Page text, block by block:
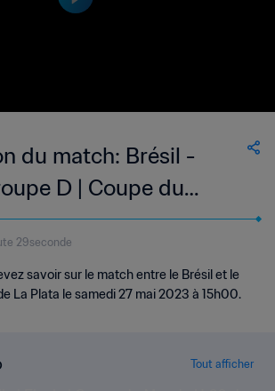
du match: Brésil -
D | Coupe du
de la FIFA, Argentine
29seconde
savoir sur le match entre le Brésil et le
La Plata le samedi 27 mai 2023 à 15h00.
Tout afficher